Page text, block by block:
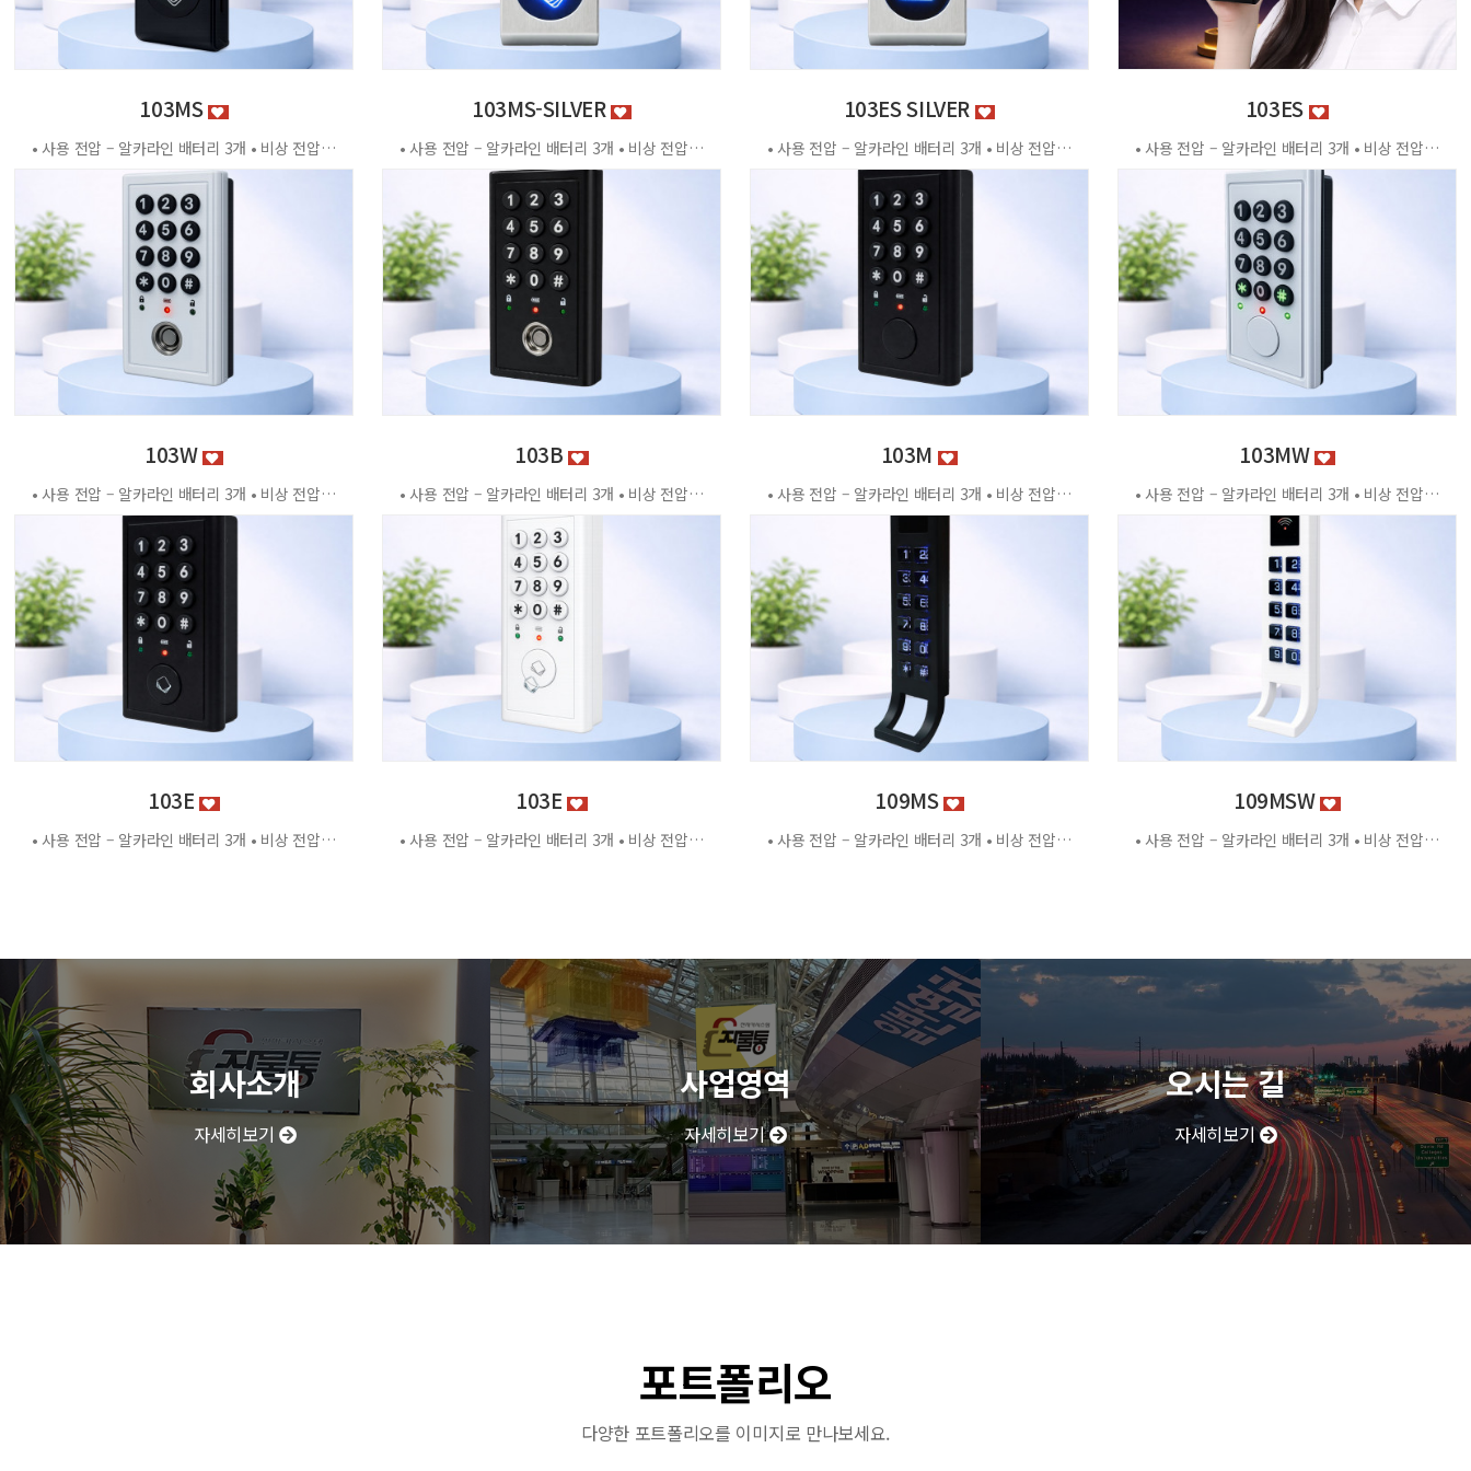
103MS
• 사용 전압 – 알카라인 배터리 3개 • 비상 전압 - DC3.2V±0.2V • 전력 소비량 – 정전류 : ≤30μA 동작전류 : ≤150 MA • 사용 환경 – 온도 : 0℃ ~ +70℃ 습도 : RH 20% ~ RH95%RH 사용방법 < 잠금방법 > - 비밀번호 4자리 숫자를 입력하면 문이 자동으로 잠깁니다. < 찾는방법> - 입력했던 비밀번호 4자리 숫자를 누르면 자동으로 문이 열립니다. - 비밀번호를 잊었을 경우 마스터키 사용 가능 특징 - 마스터키 10개까지 등록가능 - 버튼 백라이트 - 배터리 방전 시 외부전원 공급기 사용가능 - 자동/수동 잠금 설정 가능 - 마스터 비밀번호 설정 가능 - 무음모드 가능 - 13.56MHZ
103MS-SILVER
• 사용 전압 – 알카라인 배터리 3개 • 비상 전압 - DC3.2V±0.2V • 전력 소비량 – 정전류 : ≤30μA 동작전류 : ≤150 MA • 사용 환경 – 온도 : 0℃ ~ +70℃ 습도 : RH 20% ~ RH95%RH 사용방법 < 잠금방법 > - 비밀번호 4자리 숫자를 입력하면 문이 자동으로 잠깁니다. < 찾는방법> - 입력했던 비밀번호 4자리 숫자를 누르면 자동으로 문이 열립니다. - 비밀번호를 잊었을 경우 마스터키 사용 가능 특징 - 마스터키 10개까지 등록가능 - 버튼 백라이트 - 배터리 방전 시 외부전원 공급기 사용가능 - 자동/수동 잠금 설정 가능 - 마스터 비밀번호 설정 가능 - 무음모드 가능 - 13.56MHZ [이 게시물은 관리자님에 의해 2026-06-18 11:43:04 제품소개에서 복사 됨]
103ES SILVER
• 사용 전압 – 알카라인 배터리 3개 • 비상 전압 - DC3.2V±0.2V • 전력 소비량 – 정전류 : ≤30μA 동작전류 : ≤150 MA • 사용 환경 – 온도 : 0℃ ~ +70℃ 습도 : RH 20% ~ RH95%RH 사용방법 < 잠금방법 > - 비밀번호 4자리 숫자를 입력하면 문이 자동으로 잠깁니다. < 찾는방법> - 입력했던 비밀번호 4자리 숫자를 누르면 자동으로 문이 열립니다. - 비밀번호를 잊었을 경우 마스터키 사용 가능 특징 - 마스터키 10개까지 등록가능 - 버튼백라이트 - 배터리 방전 시 외부전원 공급기 사용가능 - 자동/수동 잠금 설정 가능 - 마스터 비밀번호 설정 가능 - 무음모드 가능 - 125Khz
103ES
• 사용 전압 – 알카라인 배터리 3개 • 비상 전압 - DC3.2V±0.2V • 전력 소비량 – 정전류 : ≤30μA 동작전류 : ≤150 MA • 사용 환경 – 온도 : 0℃ ~ +70℃ 습도 : RH 20% ~ RH95%RH 사용방법 < 잠금방법 > - 비밀번호 4자리 숫자를 입력하면 문이 자동으로 잠깁니다. < 찾는방법> - 입력했던 비밀번호 4자리 숫자를 누르면 자동으로 문이 열립니다. - 비밀번호를 잊었을 경우 마스터키 사용 가능 특징 - 마스터키 10개까지 등록가능 - 버튼백라이트 - 배터리 방전 시 외부전원 공급기 사용가능 - 자동/수동 잠금 설정 가능 - 마스터 비밀번호 설정 가능 - 무음모드 가능 - 125Khz [이 게시물은 관리자님에 의해 2026-06-18 11:43:04 제품소개에서 복사 됨]
103W
• 사용 전압 – 알카라인 배터리 3개 • 비상 전압 - DC3.2V±0.2V • 전력 소비량 – 정전류 : ≤30μA 동작전류 : ≤150 MA • 사용 환경 – 온도 : 0℃ ~ +70℃ 습도 : RH 20% ~ RH95%RH 사용방법 < 잠금방법 > - 비밀번호 4자리 숫자를 입력하면 문이 자동으로 잠깁니다. < 찾는방법> - 입력했던 비밀번호 4자리 숫자를 누르면 자동으로 문이 열립니다. - 비밀번호를 잊었을 경우 마스터키 사용 가능 특징 - 마스터키 10개까지 등록가능 - 버튼 백라이트 - 배터리 방전 시 외부전원 공급기 사용가능 - 자동/수동 잠금 설정 가능 - 마스터 비밀번호 설정 가능 - 무음모드 가능
103B
• 사용 전압 – 알카라인 배터리 3개 • 비상 전압 - DC3.2V±0.2V • 전력 소비량 – 정전류 : ≤30μA 동작전류 : ≤150 MA • 사용 환경 – 온도 : 0℃ ~ +70℃ 습도 : RH 20% ~ RH95%RH 사용방법 < 잠금방법 > - 비밀번호 4자리 숫자를 입력하면 문이 자동으로 잠깁니다. < 찾는방법> - 입력했던 비밀번호 4자리 숫자를 누르면 자동으로 문이 열립니다. - 비밀번호를 잊었을 경우 마스터키 사용 가능 특징 - 마스터키 10개까지 등록가능 - 버튼 백라이트 - 배터리 방전 시 외부전원 공급기 사용가능 - 자동/수동 잠금 설정 가능 - 마스터 비밀번호 설정 가능 - 무음모드 가능 [이 게시물은 관리자님에 의해 2026-06-18 11:43:04 제품소개에서 복사 됨]
103M
• 사용 전압 – 알카라인 배터리 3개 • 비상 전압 - DC3.2V±0.2V • 전력 소비량 – 정전류 : ≤30μA 동작전류 : ≤150 MA • 사용 환경 – 온도 : 0℃ ~ +70℃ 습도 : RH 20% ~ RH95%RH 사용방법 < 잠금방법 > - 비밀번호 4자리 숫자를 입력하면 문이 자동으로 잠깁니다. < 찾는방법> - 입력했던 비밀번호 4자리 숫자를 누르면 자동으로 문이 열립니다. - 비밀번호를 잊었을 경우 마스터키 사용 가능 특징 - 마스터키 10개까지 등록가능 - 버튼 백라이트 - 배터리 방전 시 외부전원 공급기 사용가능 - 자동/수동 잠금 설정 가능 - 마스터 비밀번호 설정 가능 - 무음모드 가능 - 13.56MHZ
103MW
• 사용 전압 – 알카라인 배터리 3개 • 비상 전압 - DC3.2V±0.2V • 전력 소비량 – 정전류 : ≤30μA 동작전류 : ≤150 MA • 사용 환경 – 온도 : 0℃ ~ +70℃ 습도 : RH 20% ~ RH95%RH 사용방법 < 잠금방법 > - 비밀번호 4자리 숫자를 입력하면 문이 자동으로 잠깁니다. < 찾는방법> - 입력했던 비밀번호 4자리 숫자를 누르면 자동으로 문이 열립니다. - 비밀번호를 잊었을 경우 마스터키 사용 가능 특징 - 마스터키 10개까지 등록가능 - 버튼 백라이트 - 배터리 방전 시 외부전원 공급기 사용가능 - 자동/수동 잠금 설정 가능 - 마스터 비밀번호 설정 가능 - 무음모드 가능 - 13.56MHZ [이 게시물은 관리자님에 의해 2026-06-18 11:43:04 제품소개에서 복사 됨]
103E
• 사용 전압 – 알카라인 배터리 3개 • 비상 전압 - DC3.2V±0.2V • 전력 소비량 – 정전류 : ≤30μA 동작전류 : ≤150 MA • 사용 환경 – 온도 : 0℃ ~ +70℃ 습도 : RH 20% ~ RH95%RH 사용방법 < 잠금방법 > - 비밀번호 4자리 숫자를 입력하면 문이 자동으로 잠깁니다. < 찾는방법> - 입력했던 비밀번호 4자리 숫자를 누르면 자동으로 문이 열립니다. - 비밀번호를 잊었을 경우 마스터키 사용 가능 특징 - 마스터키 10개까지 등록가능 - 버튼 백라이트 - 배터리 방전 시 외부전원 공급기 사용가능 - 자동/수동 잠금 설정 가능 - 마스터 비밀번호 설정 가능 - 무음모드 가능 - 125Khz
103E
• 사용 전압 – 알카라인 배터리 3개 • 비상 전압 - DC3.2V±0.2V • 전력 소비량 – 정전류 : ≤30μA 동작전류 : ≤150 MA • 사용 환경 – 온도 : 0℃ ~ +70℃ 습도 : RH 20% ~ RH95%RH 사용방법 < 잠금방법 > - 비밀번호 4자리 숫자를 입력하면 문이 자동으로 잠깁니다. < 찾는방법> - 입력했던 비밀번호 4자리 숫자를 누르면 자동으로 문이 열립니다. - 비밀번호를 잊었을 경우 마스터키 사용 가능 특징 - 마스터키 10개까지 등록가능 - 버튼 백라이트 - 배터리 방전 시 외부전원 공급기 사용가능 - 자동/수동 잠금 설정 가능 - 마스터 비밀번호 설정 가능 - 무음모드 가능 - 125Khz [이 게시물은 관리자님에 의해 2026-06-18 11:43:04 제품소개에서 복사 됨]
109MS
• 사용 전압 – 알카라인 배터리 3개 • 비상 전압 - DC3.2V±0.2V • 전력 소비량 – 정전류 : ≤30μA 동작전류 : ≤150 MA • 사용 환경 – 온도 : 0℃ ~ +70℃ 습도 : RH 20% ~ RH95%RH 사용방법 < 잠금방법 > - 비밀번호 4자리 숫자를 입력하면 문이 자동으로 잠깁니다. < 찾는방법> - 입력했던 비밀번호 4자리 숫자를 누르면 자동으로 문이 열립니다. - 비밀번호를 잊었을 경우 마스터키 사용 가능 특징 - 마스터키 10개까지 등록가능 - 버튼 백라이트 - 배터리 방전 시 외부전원 공급기 사용가능 - 자동/수동 잠금 설정 가능 - 마스터 비밀번호 설정 가능 - 무음모드 가능 - 13.56MHZ
109MSW
• 사용 전압 – 알카라인 배터리 3개 • 비상 전압 - DC3.2V±0.2V • 전력 소비량 – 정전류 : ≤30μA 동작전류 : ≤150 MA • 사용 환경 – 온도 : 0℃ ~ +70℃ 습도 : RH 20% ~ RH95%RH 사용방법 < 잠금방법 > - 비밀번호 4자리 숫자를 입력하면 문이 자동으로 잠깁니다. < 찾는방법> - 입력했던 비밀번호 4자리 숫자를 누르면 자동으로 문이 열립니다. - 비밀번호를 잊었을 경우 마스터키 사용 가능 특징 - 마스터키 10개까지 등록가능 - 버튼 백라이트 - 배터리 방전 시 외부전원 공급기 사용가능 - 자동/수동 잠금 설정 가능 - 마스터 비밀번호 설정 가능 - 무음모드 가능 - 13.56MHZ [이 게시물은 관리자님에 의해 2026-06-18 11:43:04 제품소개에서 복사 됨]
회사소개
자세히보기
사업영역
자세히보기
오시는 길
자세히보기
포트폴리오
다양한 포트폴리오를 이미지로 만나보세요.